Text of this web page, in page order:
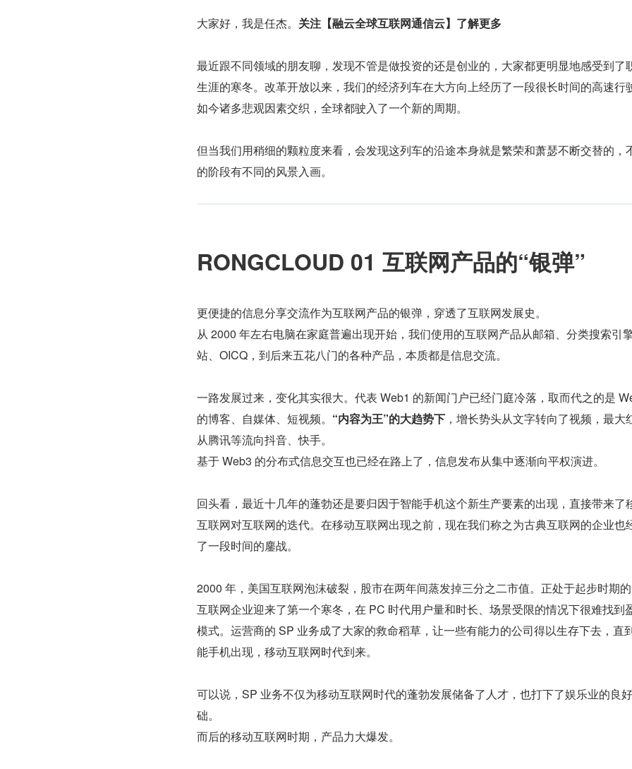
大家好，我是任杰。 关注【融云全球互联网通信云】了解更多
最近跟不同领域的朋友聊，发现不管是做投资的还是创业的，大家都更明显地感受到了
生涯的寒冬。改革开放以来，我们的经济列车在大方向上经历了一段很长时间的高速行
如今诸多悲观因素交织，全球都驶入了一个新的周期。
但当我们用稍细的颗粒度来看，会发现这列车的沿途本身就是繁荣和萧瑟不断交替的，
的阶段有不同的风景入画。
RONGCLOUD 01 互联网产品的“银弹”
更便捷的信息分享交流作为互联网产品的银弹，穿透了互联网发展史。
从 2000 年左右电脑在家庭普遍出现开始，我们使用的互联网产品从邮箱、分类搜索引
站、OICQ，到后来五花八门的各种产品，本质都是信息交流。
一路发展过来，变化其实很大。代表 Web1 的新闻门户已经门庭冷落，取而代之的是
的博客、自媒体、短视频。 “内容为王”的大趋势下 ，增长势头从文字转向了视频，最大
从腾讯等流向抖音、快手。
基于 Web3 的分布式信息交互也已经在路上了，信息发布从集中逐渐向平权演进。
回头看，最近十几年的蓬勃还是要归因于智能手机这个新生产要素的出现，直接带来了
互联网对互联网的迭代。在移动互联网出现之前，现在我们称之为古典互联网的企业也
了一段时间的鏖战。
2000 年，美国互联网泡沫破裂，股市在两年间蒸发掉三分之二市值。正处于起步时期
互联网企业迎来了第一个寒冬，在 PC 时代用户量和时长、场景受限的情况下很难找到
模式。运营商的 SP 业务成了大家的救命稻草，让一些有能力的公司得以生存下去，直
能手机出现，移动互联网时代到来。
可以说，SP 业务不仅为移动互联网时代的蓬勃发展储备了人才，也打下了娱乐业的良
础。
而后的移动互联网时期，产品力大爆发。